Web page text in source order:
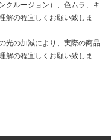
ルージョン）、色ムラ、キ
解の程宜しくお願い致しま
の加減により、実際の商品
解の程宜しくお願い致しま